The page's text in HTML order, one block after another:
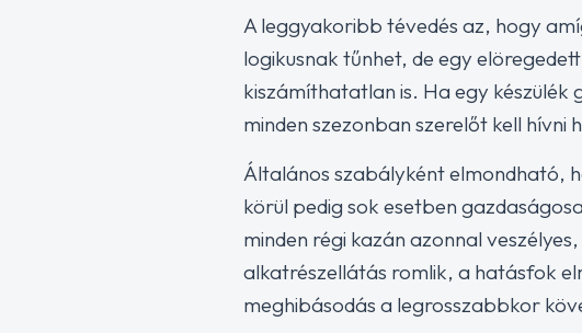
A leggyakoribb tévedés az, hogy
logikusnak tűnhet, de egy
kiszámíthatatlan is. Ha egy készülék
minden szezonban szerelőt kell
Általános szabályként elmondható,
körül pedig sok esetben
minden régi kazán azonnal
alkatrészellátás romlik, a hatásfok
meghibásodás a legrosszabbkor